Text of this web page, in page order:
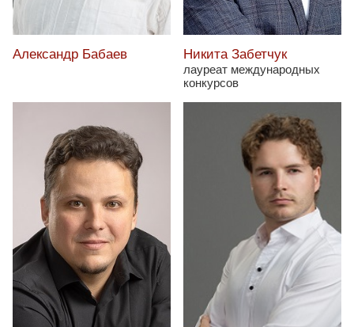
Александр Бабаев Никита Забетчук
лауреат международных
конкурсов